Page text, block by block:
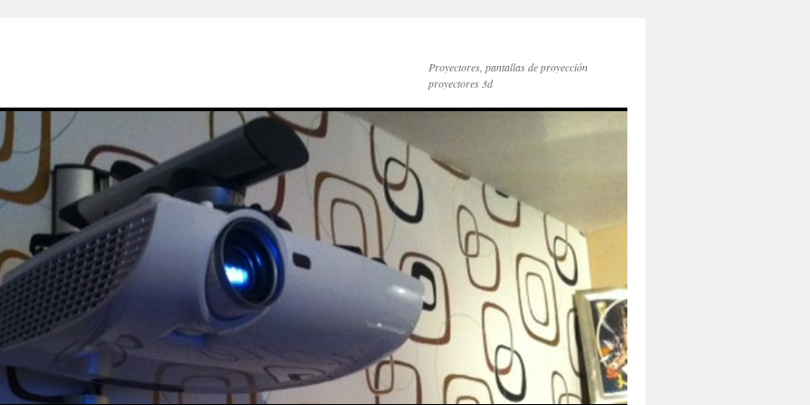
Proyectores, pantallas de proyección
proyectores 3d